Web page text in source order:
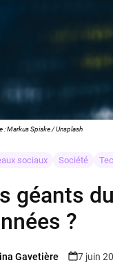
: Markus Spiske / Unsplash
sociaux Société
géants
?
Gavetière 7 juin